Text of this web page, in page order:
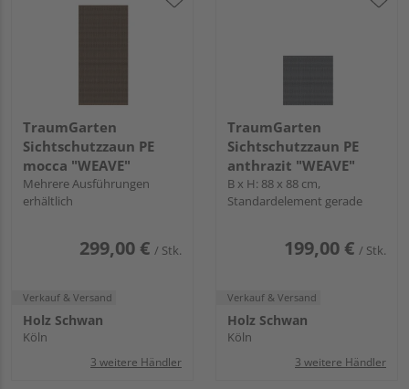
TraumGarten
Sichtschutzzaun PE
mocca "WEAVE"
Mehrere Ausführungen
erhältlich
299,00 € / Stk.
Verkauf & Versand
Holz Schwan
Köln
3 weitere Händler
TraumGarten
Sichtschutzzaun PE
anthrazit "WEAVE"
B x H: 88 x 88 cm,
Standardelement gerade
199,00 € / Stk.
Verkauf & Versand
Holz Schwan
Köln
3 weitere Händler